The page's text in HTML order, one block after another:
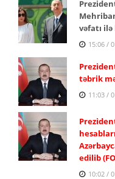
vəfatı
15:06 /
təbrik
11:03 /
edilib
10:02 /